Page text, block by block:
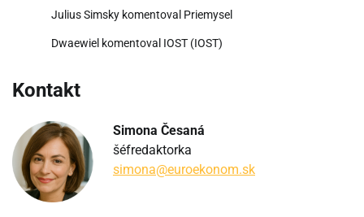
Julius Simsky komentoval Priemysel
Dwaewiel komentoval IOST (IOST)
Kontakt
Simona Česaná
šéfredaktorka
simona@euroekonom.sk